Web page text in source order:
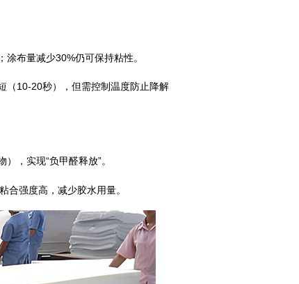
布量减少30%仍可保持粘性。
10-20秒），但需控制温度防止降解
，实现“负甲醛释放”。
强度高，减少胶水用量。